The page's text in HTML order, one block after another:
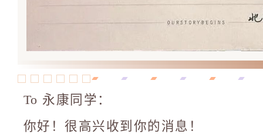
To 永康同学：
你好！很高兴收到你的消息！